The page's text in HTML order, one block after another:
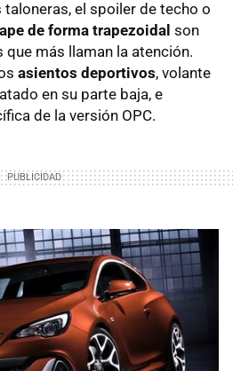
el spoiler de techo o
de forma trapezoidal son
más llaman la atención.
asientos deportivos, volante
en su parte baja, e
de la versión OPC.